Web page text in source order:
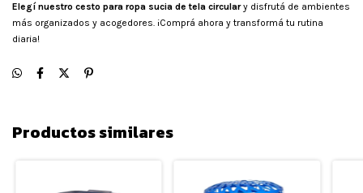
Elegí nuestro cesto para ropa sucia de tela circulary disfrutá de ambientes
más organizados y acogedores. ¡Comprá ahora y transformá tu rutina
diaria!
Productos similares